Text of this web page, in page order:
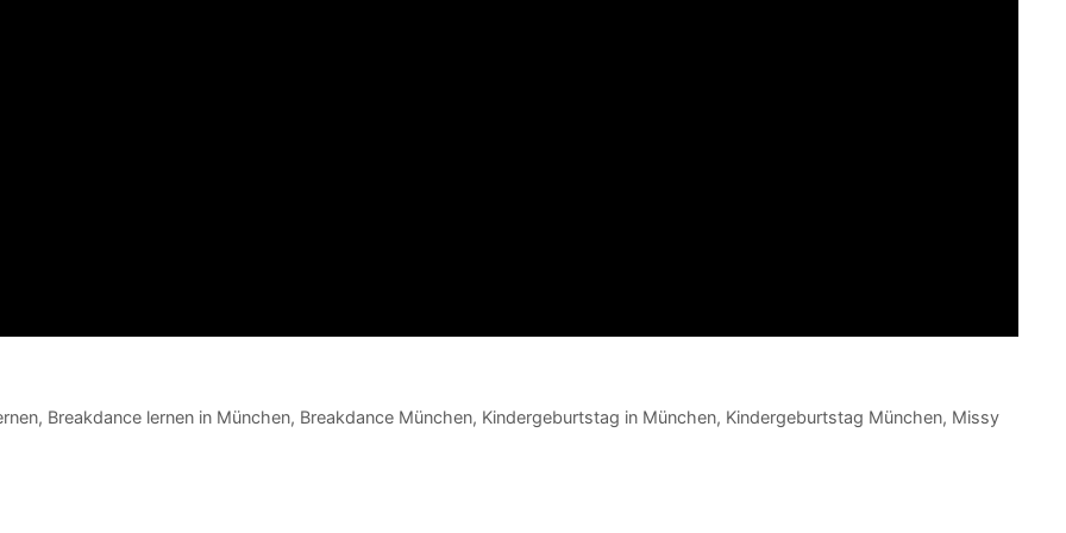
, Breakdance lernen in München, Breakdance München, Kindergeburtstag in München, Kindergeburtstag München, Missy